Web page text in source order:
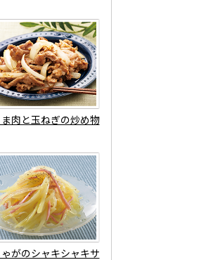
肉と玉ねぎの炒め物
がのシャキシャキサ